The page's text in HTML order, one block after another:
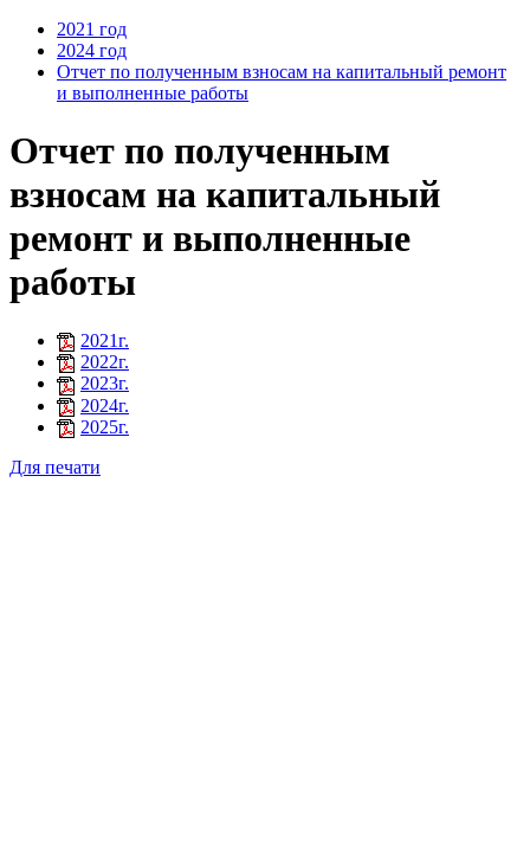
2021 год
2024 год
Отчет по полученным взносам на капитальный ремонт
и выполненные работы
Отчет по полученным
взносам на капитальный
ремонт и выполненные
работы
2021г.
2022г.
2023г.
2024г.
2025г.
Для печати